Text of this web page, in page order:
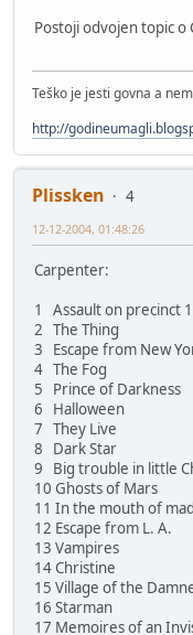
Postoji odvojen topic o
Teško je jesti govna a
http://
Plissken
4
12-12-2004, 01:48:26
Carpenter:
1 Assault on precinct
2 The Thing
3 Escape from New
4 The Fog
5 Prince of Darkness
6 Halloween
7 They Live
8 Dark Star
9 Big trouble in little
10 Ghosts of Mars
11 In the mouth of
12 Escape from L. A.
13 Vampires
14 Christine
15 Village of the
16 Starman
17 Memoires of an